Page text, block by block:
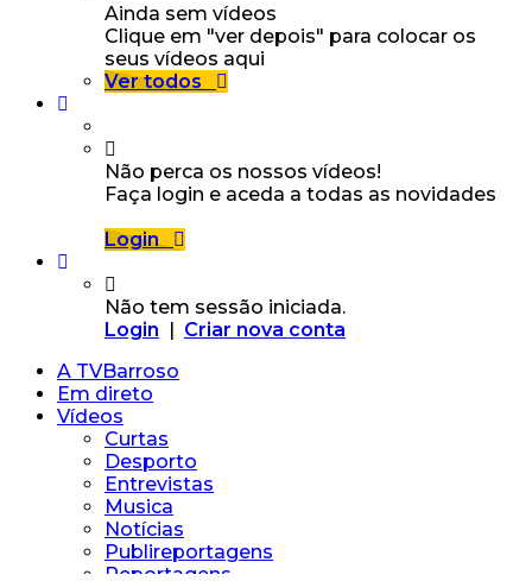
Ainda sem vídeos
Clique em "ver depois" para colocar os
seus vídeos aqui
Ver todos
Não perca os nossos vídeos!
Faça login e aceda a todas as novidades
Login
Não tem sessão iniciada.
Login | Criar nova conta
A TVBarroso
Em direto
Vídeos
Curtas
Desporto
Entrevistas
Musica
Notícias
Publireportagens
Reportagens